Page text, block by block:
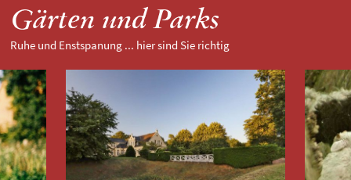
Gärten und Parks
Ruhe und Enstspanung ... hier sind Sie richtig